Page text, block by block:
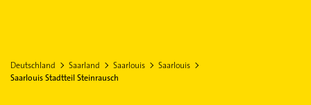
Deutschland Saarland Saarlouis
Saarlouis
Saarlouis Stadtteil Steinrausch